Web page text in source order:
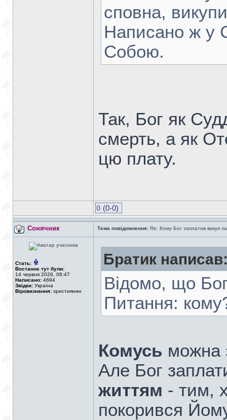
сповна,
Написано ж у
Собою.
Так, Бог як
смерть, а як
цю плату.
0 (0-0)
Сонячник Тема повідомлення: Re: Кому Бог заплатив викуп
Стать:
Востаннє тут були:
14 червня 2026, 06:47
Написано: 4694
Звідки: Україна
Віровизнання: християнин
Братик
Відомо, що
Питання:
Комусь можна
Але Бог
життям - тим,
покорився